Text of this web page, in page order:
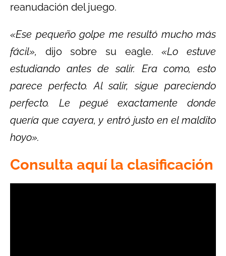
reanudación del juego.
«Ese pequeño golpe me resultó mucho más
fácil», dijo sobre su eagle.«Lo estuve
estudiando antes de salir. Era como, esto
parece perfecto. Al salir, sigue pareciendo
perfecto. Le pegué exactamente donde
quería que cayera, y entró justo en el maldito
hoyo».
Consulta aquí la clasificación